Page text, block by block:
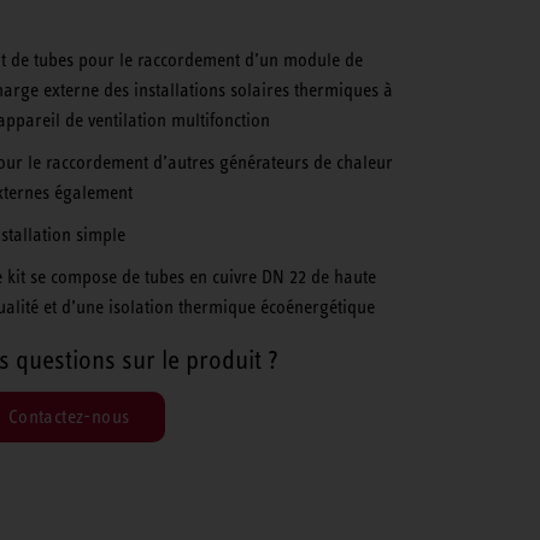
de tubes pour le raccordement d’un module de
externe des installations solaires thermiques à
de ventilation multifonction
le raccordement d’autres générateurs de chaleur
également
simple
kit se compose de tubes en cuivre DN 22 de haute
et d’une isolation thermique écoénergétique
questions sur le produit ?
Contactez-nous